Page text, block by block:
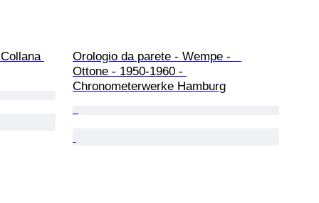
Orologio da parete - Wempe -
Ottone - 1950-1960 -
Chronometerwerke Hamburg